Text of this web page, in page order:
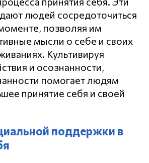
людей сосредоточиться
позволяя им
мысли о себе и своих
Культивируя
и осознанности,
помогает людям
принятие себя и своей
поддержки в